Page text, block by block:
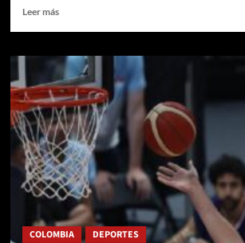
Leer másLeer
Horóscopo
de
hoy,
miércoles
30
de
abril:
predicciones
de
trabajo,
dinero,
amor
y
COLOMBIA DEPORTES